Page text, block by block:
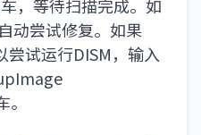
，等待扫描完成。如
动尝试修复。如果
尝试运行DISM，输入